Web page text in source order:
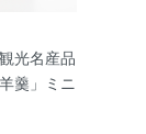
光名産品
羹」ミニ